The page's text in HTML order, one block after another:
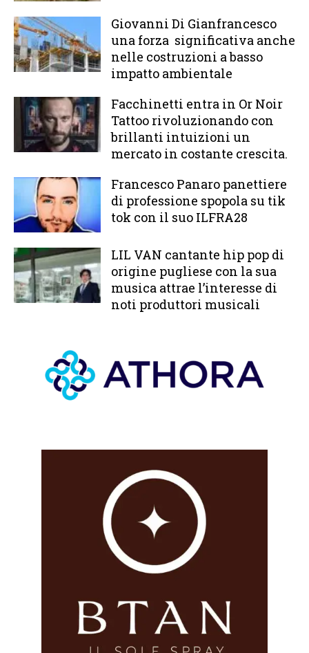
Giovanni Di Gianfrancesco
una forza significativa anche
nelle costruzioni a basso
impatto ambientale
Facchinetti entra in Or Noir
Tattoo rivoluzionando con
brillanti intuizioni un
mercato in costante crescita.
Francesco Panaro panettiere
di professione spopola su tik
tok con il suo ILFRA28
LIL VAN cantante hip pop di
origine pugliese con la sua
musica attrae l’interesse di
noti produttori musicali